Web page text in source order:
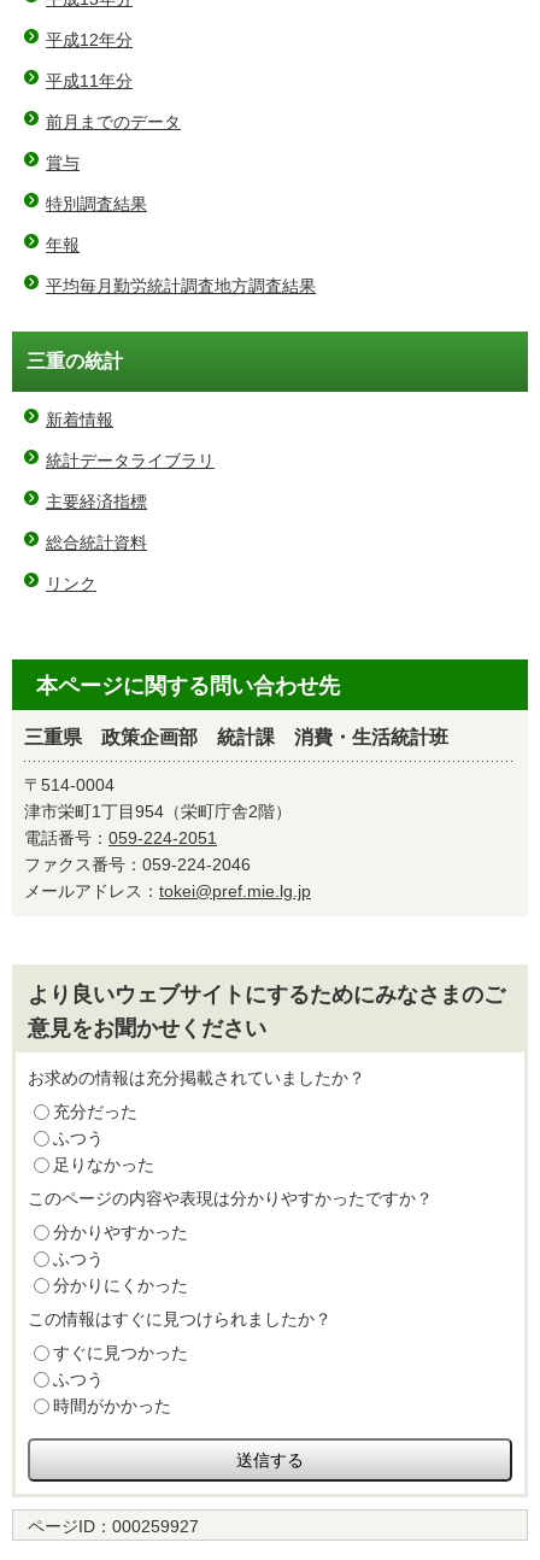
平成12年分
平成11年分
前月までのデータ
賞与
特別調査結果
年報
平均毎月勤労統計調査地方調査結果
三重の統計
新着情報
統計データライブラリ
主要経済指標
総合統計資料
リンク
本ページに関する問い合わせ先
三重県 政策企画部 統計課 消費・生活統計班
〒514-0004
津市栄町1丁目954（栄町庁舎2階）
電話番号： 059-224-2051
ファクス番号：059-224-2046
メールアドレス： tokei@pref.mie.lg.jp
より良いウェブサイトにするためにみなさまのご
意見をお聞かせください
お求めの情報は充分掲載されていましたか？
充分だった
ふつう
足りなかった
このページの内容や表現は分かりやすかったですか？
分かりやすかった
ふつう
分かりにくかった
この情報はすぐに見つけられましたか？
すぐに見つかった
ふつう
時間がかかった
ページID： 000259927